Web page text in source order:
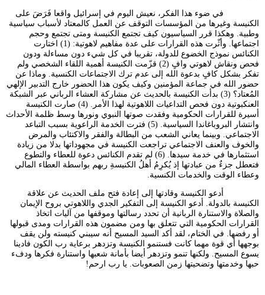
في ضوء هذا الفكر، نعيش اليوم في إسرائيل واقعا فَرَضَ على
الكنيسة وغيرها من المؤسسات التوقف عن العمل كالمعتاد لأسباب سياسية
وطبية. وهكذا قرر السياسيون كيف تجتمع الكنيسة ومتى تجتمع وحجم
اجتماعها. وأثّرت هذه القرارات على عدة مفاهيم لاهوتية: (1) اختارت
الكنائس نموذج الخضوع للدولة، تقريبا في كل شيء دون مساءلة ودون
فحص ونقاش لاهوتي وافٍ (2) قزّمت الكنيسة أهمية اللقاء الشخصي ولم
تفكر بشكل كافٍ بدعوة الله إلى عدم ترك الاجتماعات الكنسية. وماذا عن
حضور الله في جماعة المؤمنين وكيف يكون هذا الحضور خارج التدبير الإلهي
المُعتاد؟ (3) بدأت الكنيسة بالحديث عن مشاركة العشاء الرباني عبر الشبكة
العنكبوتية دون فحص التداعيات اللاهوتية لهذا الأمر. (4) صارت الكنيسة
أسيرة للقرارات الحكومية وفقدت صوتها النبوي ونورها وسط ظلمة الأحداث
وانتشار البروباغاندا السياسية. (5) فترت الخدمة الراعوية بسبب التباعد
الاجتماعي. وبينما يعاني الشعب من البطالة والفقر والاكتئاب والمرض
والخوف والعنف الاجتماعي تراجعت الكنيسة في مجهوداتها بدلا من زيادة
استثمارها في خدمة سيدها. (6) لم تقدم الكنائس دعوة للعطاء والتطوع
فتعطل جزءٌ من عبادتها إذ يُكرِمُ أهلُ الكنيسةِ ربهم بواسطة العطاء المالي
وعطاء الوقت والخدمات الكنسية.
أدعو الكنيسة وقادتها إلى إعادة فتح ملف الحديث عن علاقة
الكنيسة بالدولة. أدعو الكنيسة إلى التفكير الجدي واللاهوتي بروح الإيمان
والصلاة والاستنارة الربانية أن تحدد رسالتها وموقفها من آليات اتخاذ
القرارات الحكومية التي تتعلق بها ومن مضمون هذه القرارات ومدى قبولها
أو رفضها. في الختام، لقد أكد السيد المسيح أنه سيبني كنيسته ولن يقف
بوجهها أي قوة مهما كانت فستنمو الكنيسة وتزدهر برعاية رب الكون فادينا
يسوع المسيح. ولكنها تنمو وتزدهر أيضا بأمانة شعبها واستنارة فكرها ودفء
حبها وخدمتها وتضحيتها زمن الصعوبات. يا رب ارحم!